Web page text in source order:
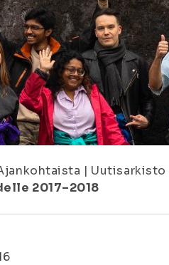
| Uutisarkisto
2017–2018